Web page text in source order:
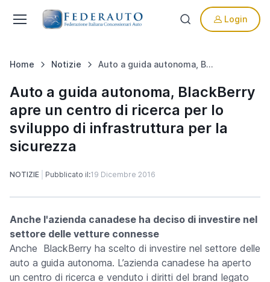
Login
Home Notizie Auto a guida autonoma, BlackBerry apre un centro di ricerca per lo sviluppo di infrastruttura per la sicurezza
Auto a guida autonoma, BlackBerry
apre un centro di ricerca per lo
sviluppo di infrastruttura per la
sicurezza
NOTIZIE Pubblicato il:19 Dicembre 2016
Anche l'azienda canadese ha deciso di investire nel
settore delle vetture connesse
Anche BlackBerry ha scelto di investire nel settore delle
auto a guida autonoma. L’azienda canadese ha aperto
un centro di ricerca e venduto i diritti del brand legato